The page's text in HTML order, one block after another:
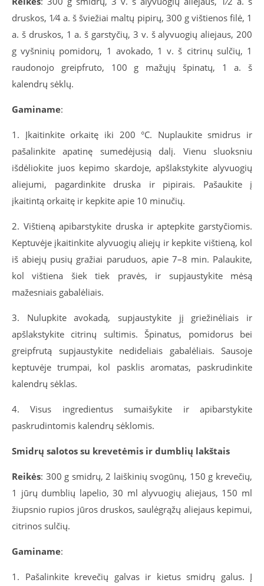
druskos, 1⁄4 a. š šviežiai maltų pipirų, 300 g vištienos filė, 1
a. š druskos, 1 a. š garstyčių, 3 v. š alyvuogių aliejaus, 200
g vyšninių pomidorų, 1 avokado, 1 v. š citrinų sulčių, 1
raudonojo greipfruto, 100 g mažųjų špinatų, 1 a. š
kalendrų sėklų.
Gaminame:
1. Įkaitinkite orkaitę iki 200 °C. Nuplaukite smidrus ir
pašalinkite apatinę sumedėjusią dalį. Vienu sluoksniu
išdėliokite juos kepimo skardoje, apšlakstykite alyvuogių
aliejumi, pagardinkite druska ir pipirais. Pašaukite į
įkaitintą orkaitę ir kepkite apie 10 minučių.
2. Vištieną apibarstykite druska ir aptepkite garstyčiomis.
Keptuvėje įkaitinkite alyvuogių aliejų ir kepkite vištieną, kol
iš abiejų pusių gražiai paruduos, apie 7–8 min. Palaukite,
kol vištiena šiek tiek pravės, ir supjaustykite mėsą
mažesniais gabalėliais.
3. Nulupkite avokadą, supjaustykite jį griežinėliais ir
apšlakstykite citrinų sultimis. Špinatus, pomidorus bei
greipfrutą supjaustykite nedideliais gabalėliais. Sausoje
keptuvėje trumpai, kol pasklis aromatas, paskrudinkite
kalendrų sėklas.
4. Visus ingredientus sumaišykite ir apibarstykite
paskrudintomis kalendrų sėklomis.
Smidrų salotos su krevetėmis ir dumblių lakštais
Reikės: 300 g smidrų, 2 laiškinių svogūnų, 150 g krevečių,
1 jūrų dumblių lapelio, 30 ml alyvuogių aliejaus, 150 ml
žiupsnio rupios jūros druskos, saulėgrąžų aliejaus kepimui,
citrinos sulčių.
Gaminame:
1. Pašalinkite krevečių galvas ir kietus smidrų galus. Į